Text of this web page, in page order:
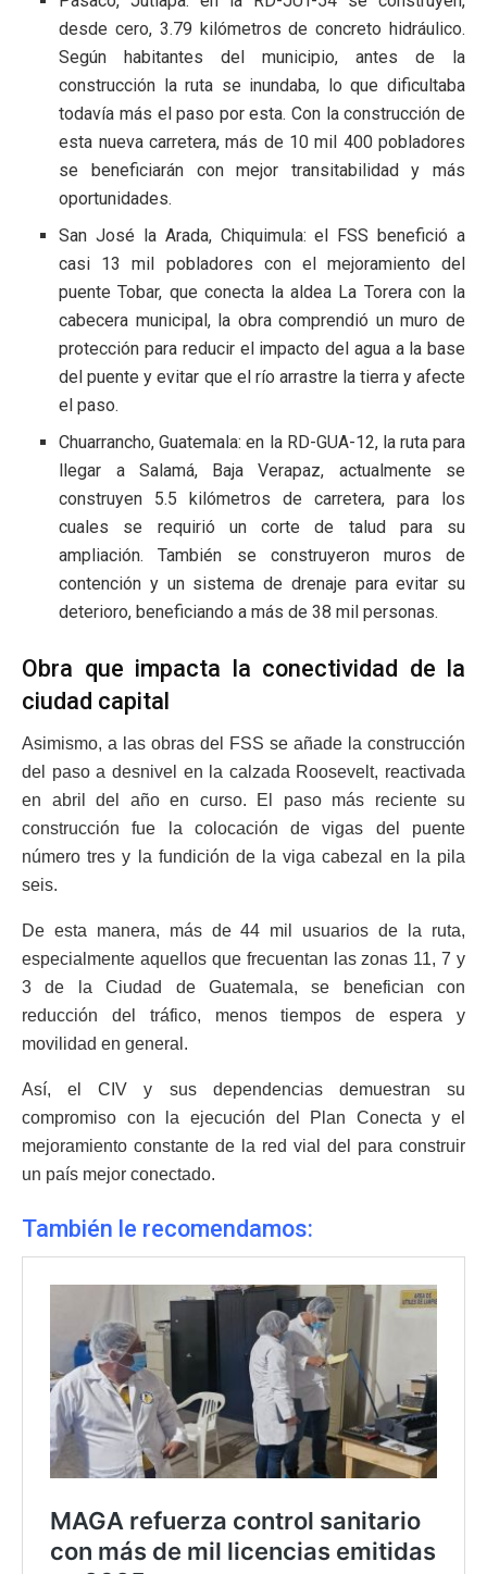
desde cero, 3.79 kilómetros de concreto hidráulico.
Según habitantes del municipio, antes de la
construcción la ruta se inundaba, lo que dificultaba
todavía más el paso por esta. Con la construcción de
esta nueva carretera, más de 10 mil 400 pobladores
se beneficiarán con mejor transitabilidad y más
oportunidades.
San José la Arada, Chiquimula: el FSS benefició a
casi 13 mil pobladores con el mejoramiento del
puente Tobar, que conecta la aldea La Torera con la
cabecera municipal, la obra comprendió un muro de
protección para reducir el impacto del agua a la base
del puente y evitar que el río arrastre la tierra y afecte
el paso.
Chuarrancho, Guatemala: en la RD-GUA-12, la ruta para
llegar a Salamá, Baja Verapaz, actualmente se
construyen 5.5 kilómetros de carretera, para los
cuales se requirió un corte de talud para su
ampliación. También se construyeron muros de
contención y un sistema de drenaje para evitar su
deterioro, beneficiando a más de 38 mil personas.
Obra que impacta la conectividad de la
ciudad capital
Asimismo, a las obras del FSS se añade la construcción
del paso a desnivel en la calzada Roosevelt, reactivada
en abril del año en curso. El paso más reciente su
construcción fue la colocación de vigas del puente
número tres y la fundición de la viga cabezal en la pila
seis.
De esta manera, más de 44 mil usuarios de la ruta,
especialmente aquellos que frecuentan las zonas 11, 7 y
3 de la Ciudad de Guatemala, se benefician con
reducción del tráfico, menos tiempos de espera y
movilidad en general.
Así, el CIV y sus dependencias demuestran su
compromiso con la ejecución del Plan Conecta y el
mejoramiento constante de la red vial del para construir
un país mejor conectado.
También le recomendamos: